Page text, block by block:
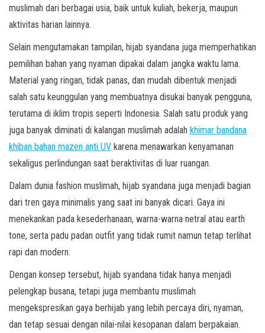
muslimah dari berbagai usia, baik untuk kuliah, bekerja, maupun
aktivitas harian lainnya.
Selain mengutamakan tampilan, hijab syandana juga memperhatikan
pemilihan bahan yang nyaman dipakai dalam jangka waktu lama.
Material yang ringan, tidak panas, dan mudah dibentuk menjadi
salah satu keunggulan yang membuatnya disukai banyak pengguna,
terutama di iklim tropis seperti Indonesia. Salah satu produk yang
juga banyak diminati di kalangan muslimah adalah khimar bandana
khiban bahan mazen anti UV karena menawarkan kenyamanan
sekaligus perlindungan saat beraktivitas di luar ruangan.
Dalam dunia fashion muslimah, hijab syandana juga menjadi bagian
dari tren gaya minimalis yang saat ini banyak dicari. Gaya ini
menekankan pada kesederhanaan, warna-warna netral atau earth
tone, serta padu padan outfit yang tidak rumit namun tetap terlihat
rapi dan modern.
Dengan konsep tersebut, hijab syandana tidak hanya menjadi
pelengkap busana, tetapi juga membantu muslimah
mengekspresikan gaya berhijab yang lebih percaya diri, nyaman,
dan tetap sesuai dengan nilai-nilai kesopanan dalam berpakaian.